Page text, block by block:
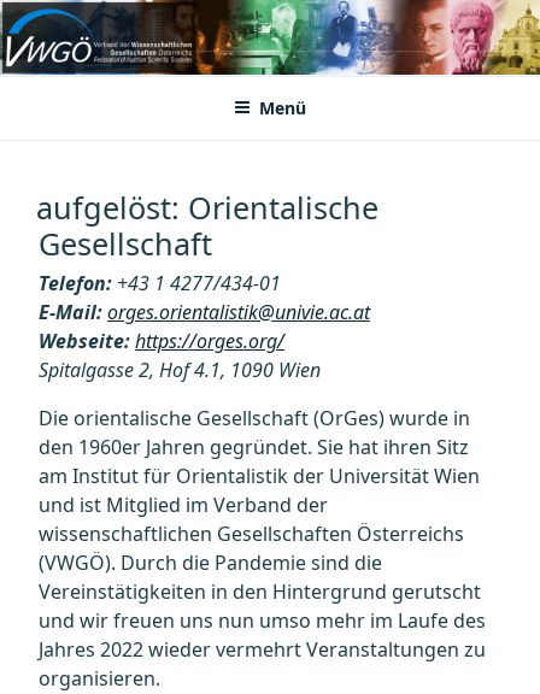
Zum
Inhalt
springenVWGÖ
Federation of Austrian Scientific Societies
Menü
aufgelöst: Orientalische
Gesellschaft
Telefon: +43 1 4277/434-01
E-Mail:orges.orientalistik@univie.ac.at
Webseite:https://orges.org/
Spitalgasse 2, Hof 4.1, 1090 Wien
Die orientalische Gesellschaft (OrGes) wurde in
den 1960er Jahren gegründet. Sie hat ihren Sitz
am Institut für Orientalistik der Universität Wien
und ist Mitglied im Verband der
wissenschaftlichen Gesellschaften Österreichs
(VWGÖ). Durch die Pandemie sind die
Vereinstätigkeiten in den Hintergrund gerutscht
und wir freuen uns nun umso mehr im Laufe des
Jahres 2022 wieder vermehrt Veranstaltungen zu
organisieren.